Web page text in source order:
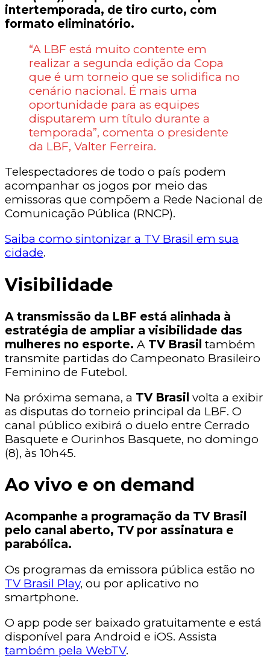
intertemporada, de tiro curto, com
formato eliminatório.
“A LBF está muito contente em
realizar a segunda edição da Copa
que é um torneio que se solidifica no
cenário nacional. É mais uma
oportunidade para as equipes
disputarem um título durante a
temporada”, comenta o presidente
da LBF, Valter Ferreira.
Telespectadores de todo o país podem
acompanhar os jogos por meio das
emissoras que compõem a Rede Nacional de
Comunicação Pública (RNCP).
Saiba como sintonizar a TV Brasil em sua
cidade.
Visibilidade
A transmissão da LBF está alinhada à
estratégia de ampliar a visibilidade das
mulheres no esporte. A TV Brasil também
transmite partidas do Campeonato Brasileiro
Feminino de Futebol.
Na próxima semana, a TV Brasil volta a exibir
as disputas do torneio principal da LBF. O
canal público exibirá o duelo entre Cerrado
Basquete e Ourinhos Basquete, no domingo
(8), às 10h45.
Ao vivo e on demand
Acompanhe a programação da TV Brasil
pelo canal aberto, TV por assinatura e
parabólica.
Os programas da emissora pública estão no
TV Brasil Play, ou por aplicativo no
smartphone.
O app pode ser baixado gratuitamente e está
disponível para Android e iOS. Assista
também pela WebTV.